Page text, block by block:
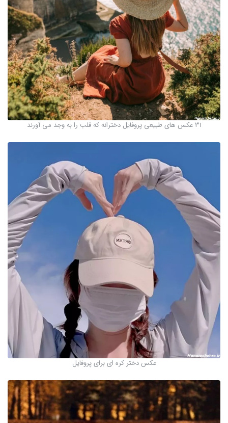
31 عکس های طبیعی پروفایل دخترانه که قلب را به وجد می آورند
عکس دختر کره ای برای پروفایل